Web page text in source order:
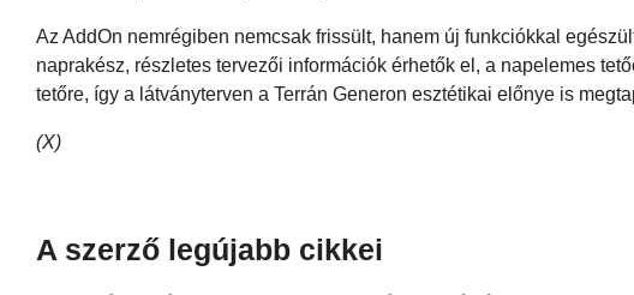
Az AddOn nemrégiben nemcsak frissült, hanem új funkciókkal
naprakész, részletes tervezői információk érhetők el, a napelemes
tetőre, így a látványterven a Terrán Generon esztétikai előnye is
(X)
A szerző legújabb cikkei